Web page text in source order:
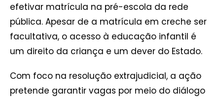
efetivar matrícula na pré-escola da rede
pública. Apesar de a matrícula em creche ser
facultativa, o acesso à educação infantil é
um direito da criança e um dever do Estado.
Com foco na resolução extrajudicial, a ação
pretende garantir vagas por meio do diálogo